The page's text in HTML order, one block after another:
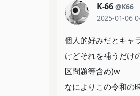
K-66 @K66
2025-01-06
個人的好みだとキャ
けどそれを補うだけ
区問題等含め)w
なによりこの令和の